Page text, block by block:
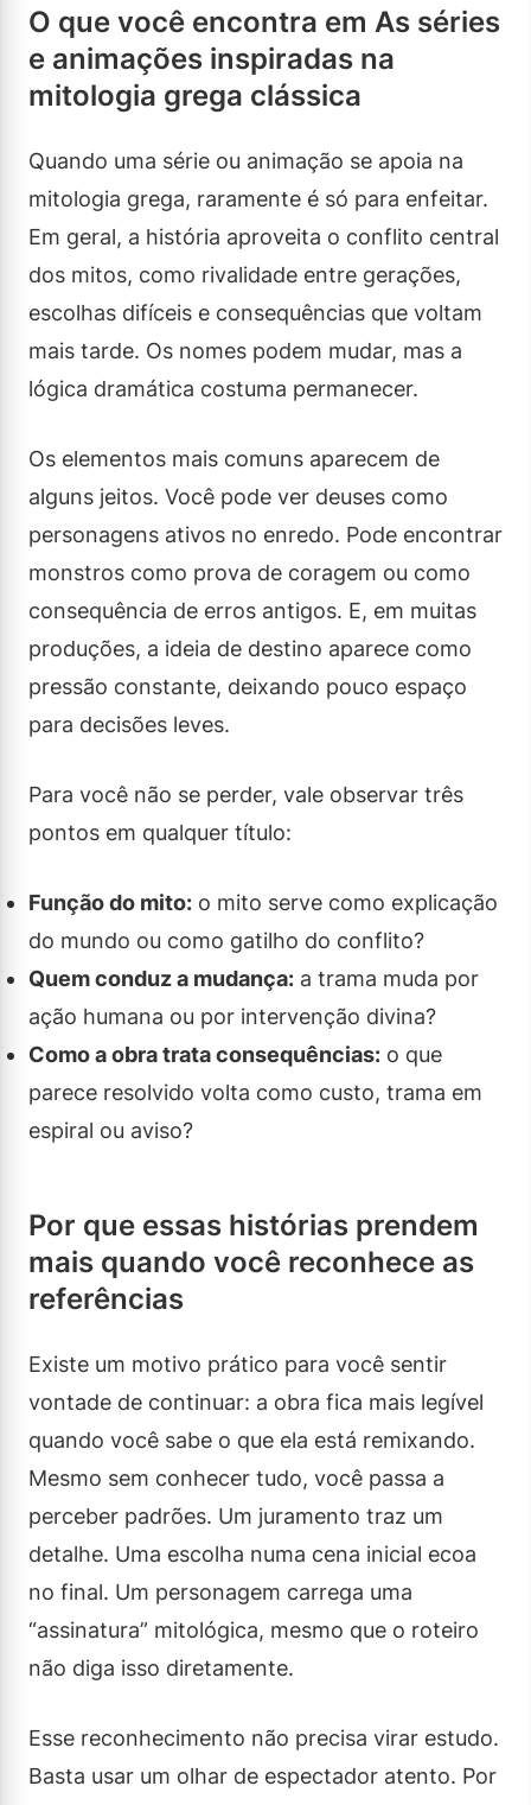
O que você encontra em As séries
e animações inspiradas na
mitologia grega clássica
Quando uma série ou animação se apoia na
mitologia grega, raramente é só para enfeitar.
Em geral, a história aproveita o conflito central
dos mitos, como rivalidade entre gerações,
escolhas difíceis e consequências que voltam
mais tarde. Os nomes podem mudar, mas a
lógica dramática costuma permanecer.
Os elementos mais comuns aparecem de
alguns jeitos. Você pode ver deuses como
personagens ativos no enredo. Pode encontrar
monstros como prova de coragem ou como
consequência de erros antigos. E, em muitas
produções, a ideia de destino aparece como
pressão constante, deixando pouco espaço
para decisões leves.
Para você não se perder, vale observar três
pontos em qualquer título:
Função do mito: o mito serve como explicação
do mundo ou como gatilho do conflito?
Quem conduz a mudança: a trama muda por
ação humana ou por intervenção divina?
Como a obra trata consequências: o que
parece resolvido volta como custo, trama em
espiral ou aviso?
Por que essas histórias prendem
mais quando você reconhece as
referências
Existe um motivo prático para você sentir
vontade de continuar: a obra fica mais legível
quando você sabe o que ela está remixando.
Mesmo sem conhecer tudo, você passa a
perceber padrões. Um juramento traz um
detalhe. Uma escolha numa cena inicial ecoa
no final. Um personagem carrega uma
“assinatura” mitológica, mesmo que o roteiro
não diga isso diretamente.
Esse reconhecimento não precisa virar estudo.
Basta usar um olhar de espectador atento. Por